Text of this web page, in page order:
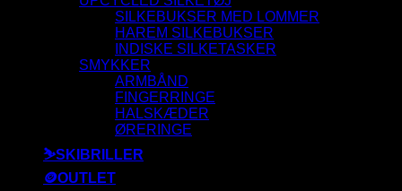
SILKEBUKSER MED LOMMER
HAREM SILKEBUKSER
INDISKE SILKETASKER
SMYKKER
ARMBÅND
FINGERRINGE
HALSKÆDER
ØRERINGE
⛷️SKIBRILLER
🪙OUTLET